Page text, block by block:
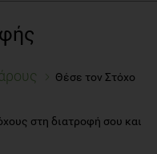
Θέσε τον Στόχο
στη διατροφή σου και